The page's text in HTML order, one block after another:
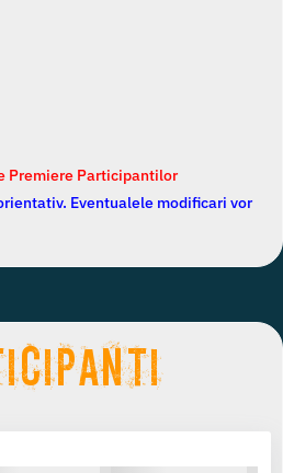
Premiere Participantilor
Eventualele modificari vor